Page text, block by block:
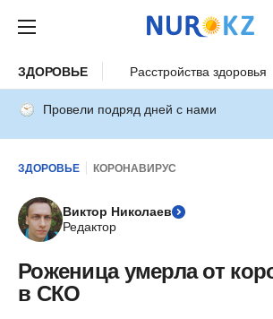
ЗДОРОВЬЕ Расстройства здоровья
Провели подряд дней с нами
ЗДОРОВЬЕ КОРОНАВИРУС
Виктор Николаев
Редактор
Роженица умерла от
в СКО